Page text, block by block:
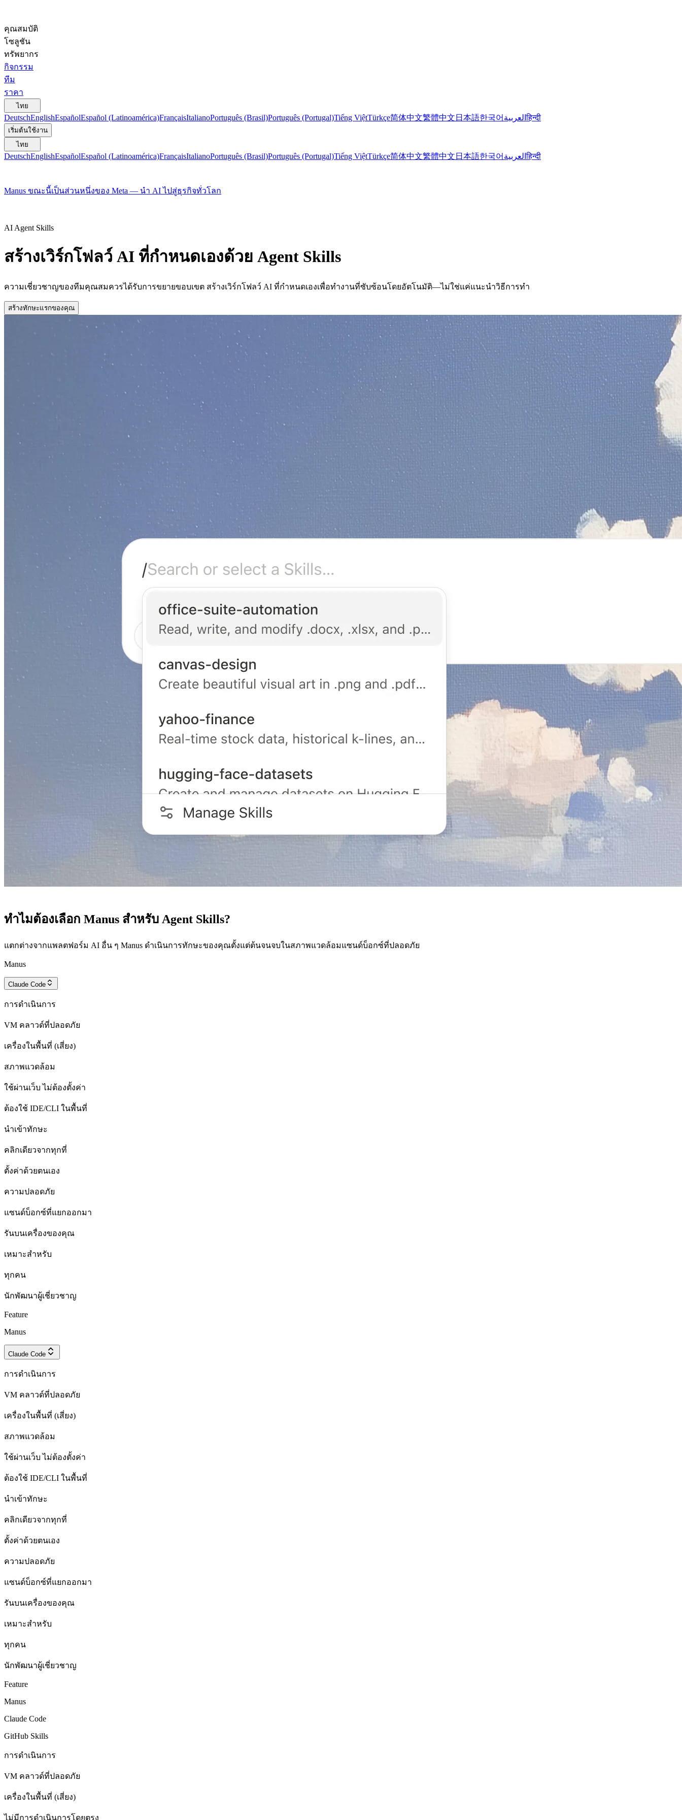
คุณสมบัติ
โซลูชัน
ทรัพยากร
กิจกรรม
ทีม
ราคา
ไทย
DeutschEnglishEspañolEspañol (Latinoamérica)FrançaisItalianoPortuguês (Brasil)Português (Portugal)Tiếng ViệtTürkçe简体中文繁體中文 日本語한국어 العربيةहिन्दी
เริ่มต้นใช้งาน
ไทย
DeutschEnglishEspañolEspañol (Latinoamérica)FrançaisItalianoPortuguês (Brasil)Português (Portugal)Tiếng ViệtTürkçe简体中文繁體中文 日本語한국어 العربيةहिन्दी
Manus ขณะนี้เป็นส่วนหนึ่งของ Meta — นำ AI ไปสู่ธุรกิจทั่วโลก
AI Agent Skills
สร้างเวิร์กโฟลว์ AI ที่กำหนดเองด้วย Agent Skills
ความเชี่ยวชาญของทีมคุณสมควรได้รับการขยายขอบเขต สร้างเวิร์กโฟลว์ AI ที่กำหนดเองเพื่อทำงานที่ซับซ้อนโดยอัตโนมัติ—ไม่ใช่แค่แนะนำวิธีการทำ
สร้างทักษะแรกของคุณ
ทำไมต้องเลือก Manus สำหรับ Agent Skills?
แตกต่างจากแพลตฟอร์ม AI อื่น ๆ Manus ดำเนินการทักษะของคุณตั้งแต่ต้นจนจบในสภาพแวดล้อมแซนด์บ็อกซ์ที่ปลอดภัย
Manus
Claude Code
การดำเนินการ
VM คลาวด์ที่ปลอดภัย
เครื่องในพื้นที่ (เสี่ยง)
สภาพแวดล้อม
ใช้ผ่านเว็บ ไม่ต้องตั้งค่า
ต้องใช้ IDE/CLI ในพื้นที่
นำเข้าทักษะ
คลิกเดียวจากทุกที่
ตั้งค่าด้วยตนเอง
ความปลอดภัย
แซนด์บ็อกซ์ที่แยกออกมา
รันบนเครื่องของคุณ
เหมาะสำหรับ
ทุกคน
นักพัฒนาผู้เชี่ยวชาญ
Feature
Manus
Claude Code
การดำเนินการ
VM คลาวด์ที่ปลอดภัย
เครื่องในพื้นที่ (เสี่ยง)
สภาพแวดล้อม
ใช้ผ่านเว็บ ไม่ต้องตั้งค่า
ต้องใช้ IDE/CLI ในพื้นที่
นำเข้าทักษะ
คลิกเดียวจากทุกที่
ตั้งค่าด้วยตนเอง
ความปลอดภัย
แซนด์บ็อกซ์ที่แยกออกมา
รันบนเครื่องของคุณ
เหมาะสำหรับ
ทุกคน
นักพัฒนาผู้เชี่ยวชาญ
Feature
Manus
Claude Code
GitHub Skills
การดำเนินการ
VM คลาวด์ที่ปลอดภัย
เครื่องในพื้นที่ (เสี่ยง)
ไม่มีการดำเนินการโดยตรง